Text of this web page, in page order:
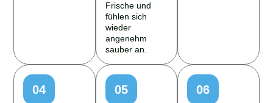
Frische und
fühlen sich
wieder
angenehm
sauber an.
04
05
06